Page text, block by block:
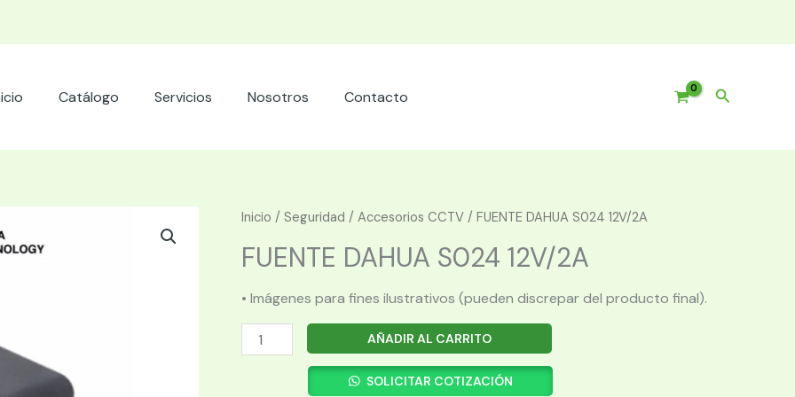
Catálogo Servicios Nosotros Contacto Buscar
Inicio / Seguridad / Accesorios CCTV / FUENTE DAHUA S024 12V/2A
FUENTE DAHUA S024 12V/2A
• Imágenes para fines ilustrativos (pueden discrepar del producto final).
FUENTE
DAHUA
AÑADIR AL CARRITO
SOLICITAR COTIZACIÓN